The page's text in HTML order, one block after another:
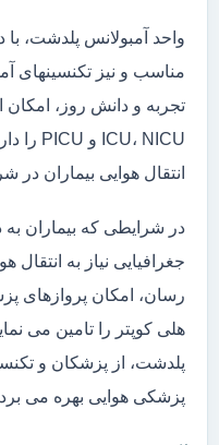
واحد آمبولانس پلدشت، با
مناسب و نیز تکنسینهای
ICU، NICU و PICU را دارد.
انتقال هوایی بیماران در
در شرایطی که بیماران
جغرافیایی نیاز به انتقال
رسان، امکان پروازهای
هلی کوپتر را تامین می
پلدشت، از پزشکان و
پزشکی هوایی بهره می